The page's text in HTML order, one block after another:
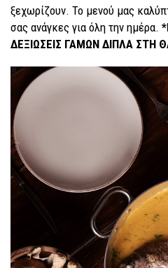
ξεχωρίζουν. Το μενού μας
σας ανάγκες για όλη την ημέρα.
ΔΕΞΙΩΣΕΙΣ ΓΑΜΩΝ ΔΙΠΛΑ ΣΤΗ